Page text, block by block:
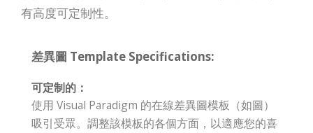
有高度可定制性。
差異圖 Template Specifications:
可定制的：
使用 Visual Paradigm 的在線差異圖模板（如圖）
吸引受眾。調整該模板的各個方面，以適應您的喜